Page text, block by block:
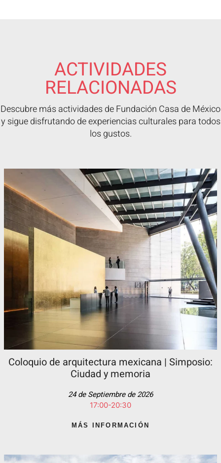
ACTIVIDADES
RELACIONADAS
Descubre más actividades de Fundación Casa de México
y sigue disfrutando de experiencias culturales para todos
los gustos.
Coloquio de arquitectura mexicana | Simposio:
Ciudad y memoria
24 de Septiembre de 2026
17:00-20:30
MÁS INFORMACIÓN